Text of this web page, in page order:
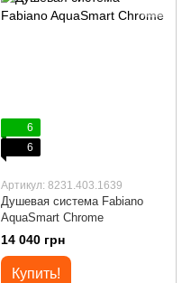
6
6
Артикул: 8231.403.1639
Душевая система Fabiano
AquaSmart Chrome
14 040 грн
Купить!